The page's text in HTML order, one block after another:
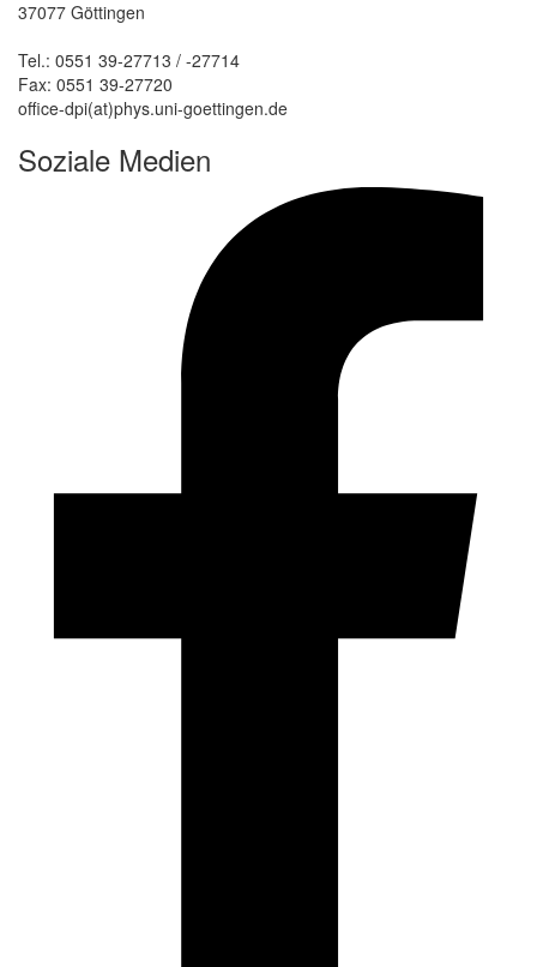
37077 Göttingen
Tel.: 0551 39-27713 / -27714
Fax: 0551 39-27720
office-dpi(at)phys.uni-goettingen.de
Soziale Medien